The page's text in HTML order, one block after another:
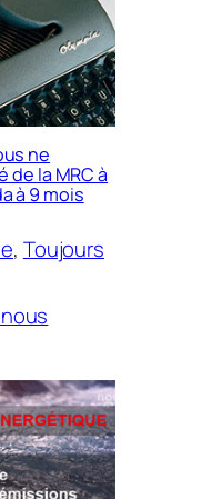
ne
la MRC à
à 9 mois
, Toujours